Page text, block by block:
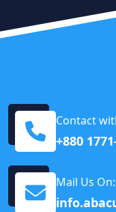
Contact
+880
Mail Us On: